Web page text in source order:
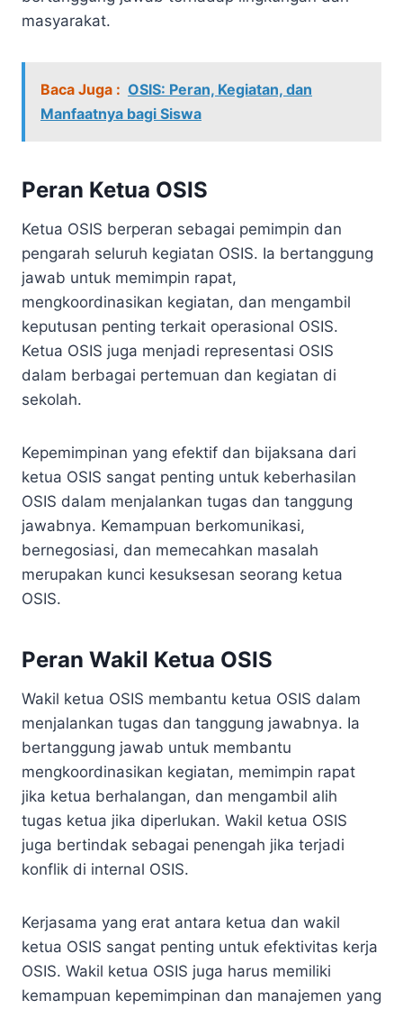
masyarakat.
Baca Juga : OSIS: Peran, Kegiatan, dan
Manfaatnya bagi Siswa
Peran Ketua OSIS
Ketua OSIS berperan sebagai pemimpin dan
pengarah seluruh kegiatan OSIS. Ia bertanggung
jawab untuk memimpin rapat,
mengkoordinasikan kegiatan, dan mengambil
keputusan penting terkait operasional OSIS.
Ketua OSIS juga menjadi representasi OSIS
dalam berbagai pertemuan dan kegiatan di
sekolah.
Kepemimpinan yang efektif dan bijaksana dari
ketua OSIS sangat penting untuk keberhasilan
OSIS dalam menjalankan tugas dan tanggung
jawabnya. Kemampuan berkomunikasi,
bernegosiasi, dan memecahkan masalah
merupakan kunci kesuksesan seorang ketua
OSIS.
Peran Wakil Ketua OSIS
Wakil ketua OSIS membantu ketua OSIS dalam
menjalankan tugas dan tanggung jawabnya. Ia
bertanggung jawab untuk membantu
mengkoordinasikan kegiatan, memimpin rapat
jika ketua berhalangan, dan mengambil alih
tugas ketua jika diperlukan. Wakil ketua OSIS
juga bertindak sebagai penengah jika terjadi
konflik di internal OSIS.
Kerjasama yang erat antara ketua dan wakil
ketua OSIS sangat penting untuk efektivitas kerja
OSIS. Wakil ketua OSIS juga harus memiliki
kemampuan kepemimpinan dan manajemen yang